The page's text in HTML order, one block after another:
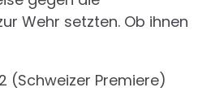
Wehr setzten. Ob ihnen
(Schweizer Premiere)